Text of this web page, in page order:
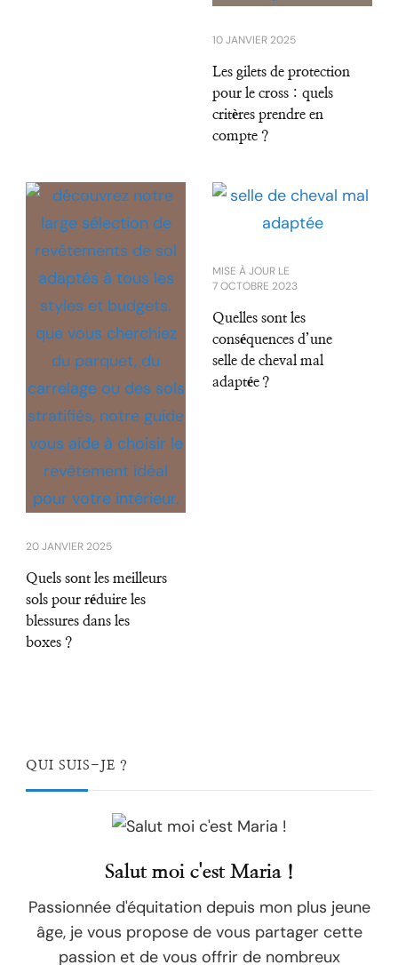
10 JANVIER 2025
Les gilets de protection
pour le cross : quels
critères prendre en
compte ?
20 JANVIER 2025
Quels sont les meilleurs
sols pour réduire les
blessures dans les
boxes ?
MISE À JOUR LE
7 OCTOBRE 2023
Quelles sont les
conséquences d’une
selle de cheval mal
adaptée ?
QUI SUIS-JE ?
Salut moi c'est Maria !
Passionnée d'équitation depuis mon plus jeune
âge, je vous propose de vous partager cette
passion et de vous offrir de nombreux